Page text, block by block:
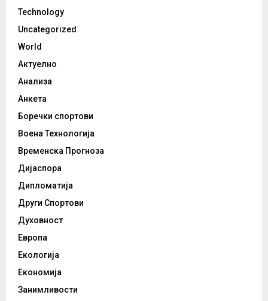
Technology
Uncategorized
World
Актуелно
Анализа
Анкета
Боречки спортови
Воена Технологија
Временска Прогноза
Дијаспора
Дипломатија
Други Спортови
Духовност
Европа
Екологија
Економија
Занимливости